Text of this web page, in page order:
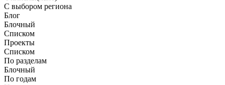
С выбором региона
Блог
Блочный
Списком
Проекты
Списком
По разделам
Блочный
По годам